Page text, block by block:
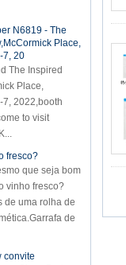
Place,
7, 20
The Inspired
Place,
2022,booth
to visit
que seja bom
vinho fresco?
uma rolha de
de
Show Part